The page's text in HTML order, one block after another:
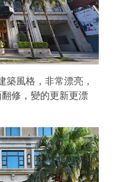
築風格，非常漂亮，
修，變的更新更漂